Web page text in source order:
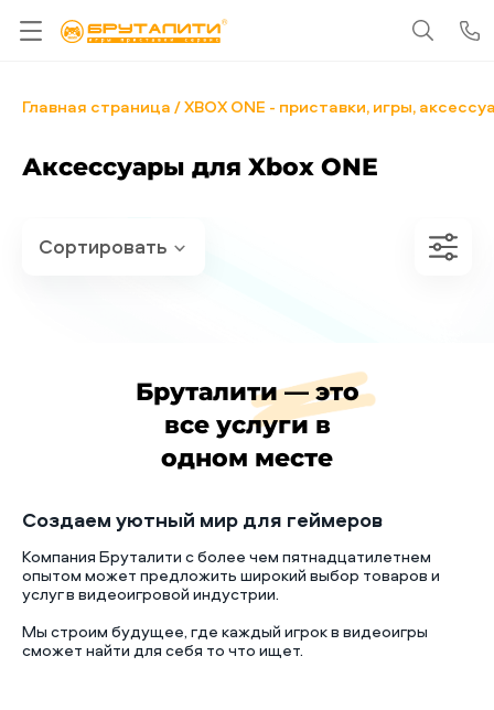
Главная страница XBOX ONE - приставки, игры,
Аксессуары для Xbox ONE
Бруталити — это
все услуги в
одном месте
Создаем уютный мир для геймеров
Компания Бруталити с более чем пятнадцатилетнем
опытом может предложить широкий выбор товаров и
услуг в видеоигровой индустрии.
Мы строим будущее, где каждый игрок в видеоигры
сможет найти для себя то что ищет.